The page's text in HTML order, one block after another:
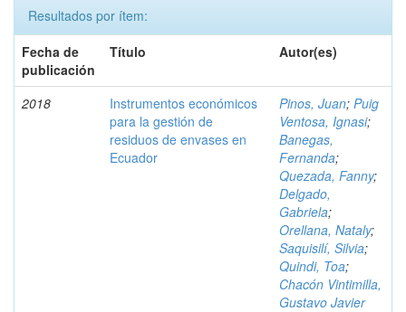
Resultados por ítem:
Fecha de
publicación
Título Autor(es)
2018
Instrumentos económicos
para la gestión de
residuos de envases en
Ecuador
Pinos, Juan; Puig
Ventosa, Ignasi;
Banegas,
Fernanda;
Quezada, Fanny;
Delgado,
Gabriela;
Orellana, Nataly;
Saquisilí, Silvia;
Quindi, Toa;
Chacón Vintimilla,
Gustavo Javier